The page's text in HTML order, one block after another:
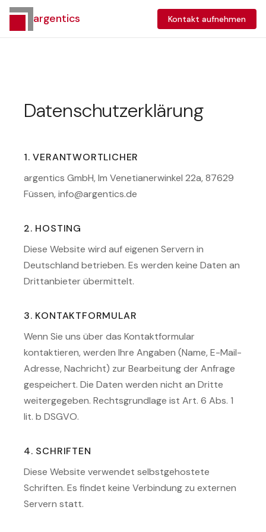
argentics Kontakt aufnehmen
Datenschutzerklärung
1. VERANTWORTLICHER
argentics GmbH, Im Venetianerwinkel 22a, 87629
Füssen, info@argentics.de
2. HOSTING
Diese Website wird auf eigenen Servern in
Deutschland betrieben. Es werden keine Daten an
Drittanbieter übermittelt.
3. KONTAKTFORMULAR
Wenn Sie uns über das Kontaktformular
kontaktieren, werden Ihre Angaben (Name, E-Mail-
Adresse, Nachricht) zur Bearbeitung der Anfrage
gespeichert. Die Daten werden nicht an Dritte
weitergegeben. Rechtsgrundlage ist Art. 6 Abs. 1
lit. b DSGVO.
4. SCHRIFTEN
Diese Website verwendet selbstgehostete
Schriften. Es findet keine Verbindung zu externen
Servern statt.